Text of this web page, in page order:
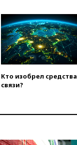
Беспилотник
вблизи
в Болгарии
При атаке БПЛА в
области погиб
житель
В Аргентине умер
море
Кто изобрел средства
связи?